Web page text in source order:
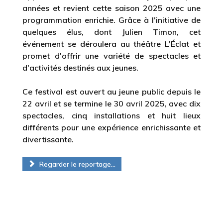
années et revient cette saison 2025 avec une
programmation enrichie. Grâce à l'initiative de
quelques élus, dont Julien Timon, cet
événement se déroulera au théâtre L'Éclat et
promet d'offrir une variété de spectacles et
d'activités destinés aux jeunes.
Ce festival est ouvert au jeune public depuis le
22 avril et se termine le 30 avril 2025 , avec dix
spectacles
cinq installations et huit lieux
différents pour une expérience enrichissante et
divertissante.
Regarder le reportage...